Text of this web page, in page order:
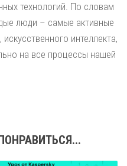
технологий. По словам
люди – самые активные
интеллекта,
на все процессы нашей